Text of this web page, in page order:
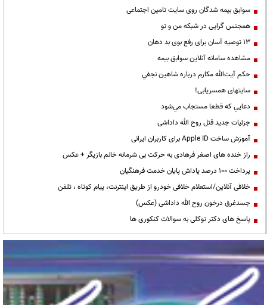
سوابق بیمه شدگان روی سایت تامین اجتماعی
همجنس گرایی در شبکه من و تو
13 توصیه آسان برای رفع بوی بد دهان
مشاهده سامانه آنلاين سوابق بیمه
حكم آيت‌الله مكارم درباره شاهين نجفي
سایتهای همسریابی!
دعايي كه قطعا مستجاب مي‌شود
جزئیات جدید قتل روح الله داداشی
آموزش ساخت Apple ID برای کاربران ایرانی
راز خنده های اصغر فرهادی به حرکت بی شرمانه خانم بازیگر + عکس
پرداخت ۱۰۰ درصد پاداش پایان خدمت فرهنگیان
خلافی آنلاین/استعلام خلافی خودرو از طریق اینترنت، پیام کوتاه ، تلفن
جسدغرق درخون روح الله داداشی (عکس)
پاسخ های دکتر توکلی به سوالات کنکوری ها